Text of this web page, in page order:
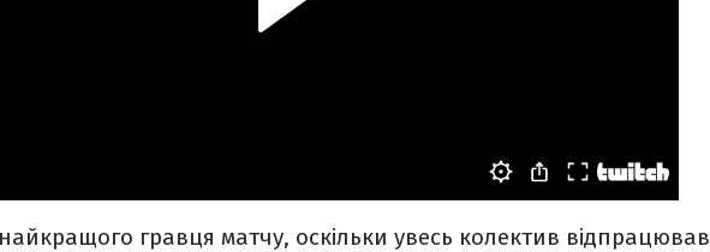
гравця матчу, оскільки увесь колектив відпрацював